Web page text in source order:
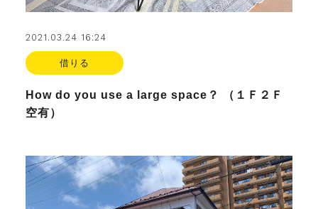
2021.03.24 16:24
借りる
How do you use a large space？ （１Ｆ２Ｆ
空有）